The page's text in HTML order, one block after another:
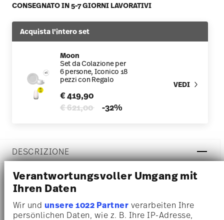
Verantwortungsvoller Umgang mit
Ihren Daten
Wir und unsere 1022 Partnerverarbeiten Ihre
persönlichen Daten, wie z. B. Ihre IP-Adresse,
CONSEGNATO IN 5-7 GIORNI LAVORATIVI
Acquista l'intero set
Moon
Set da Colazione per
6 persone, Iconico 18
pezzi con Regalo
€ 419,90
Price reduced from
€ 621,00to-32%
VEDI
DESCRIZIONE
Rosenthal Moon Weiss Tazza caffè - Rotondo - Ø 7,5 cm -
h 6,0 cm - 0,230 l, Porcellana Bianco